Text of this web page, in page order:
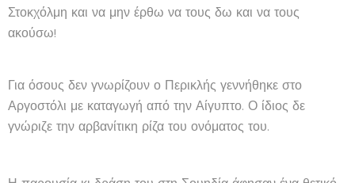
Στοκχόλμη και να μην έρθω να τους δω και να τους
ακούσω!
Για όσους δεν γνωρίζουν ο Περικλής γεννήθηκε στο
Αργοστόλι με καταγωγή από την Αίγυπτο. Ο ίδιος δε
γνώριζε την αρβανίτικη ρίζα του ονόματος του.